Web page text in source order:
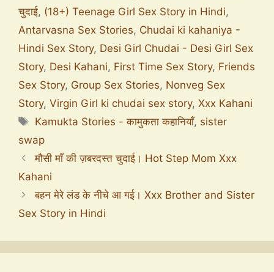
चुदाई, (18+) Teenage Girl Sex Story in Hindi,
Antarvasna Sex Stories, Chudai ki kahaniya -
Hindi Sex Story, Desi Girl Chudai - Desi Girl Sex
Story, Desi Kahani, First Time Sex Story, Friends
Sex Story, Group Sex Stories, Nonveg Sex
Story, Virgin Girl ki chudai sex story, Xxx Kahani
Kamukta Stories - कामुकता कहानियाँ, sister
swap
मौसी माँ की ज़बरदस्त चुदाई। Hot Step Mom Xxx
Kahani
बहन मेरे लंड के नीचे आ गई। Xxx Brother and Sister
Sex Story in Hindi